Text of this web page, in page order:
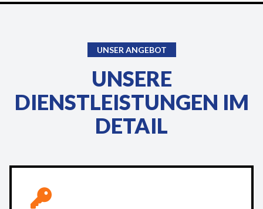
UNSER ANGEBOT
UNSERE
DIENSTLEISTUNGEN IM
DETAIL